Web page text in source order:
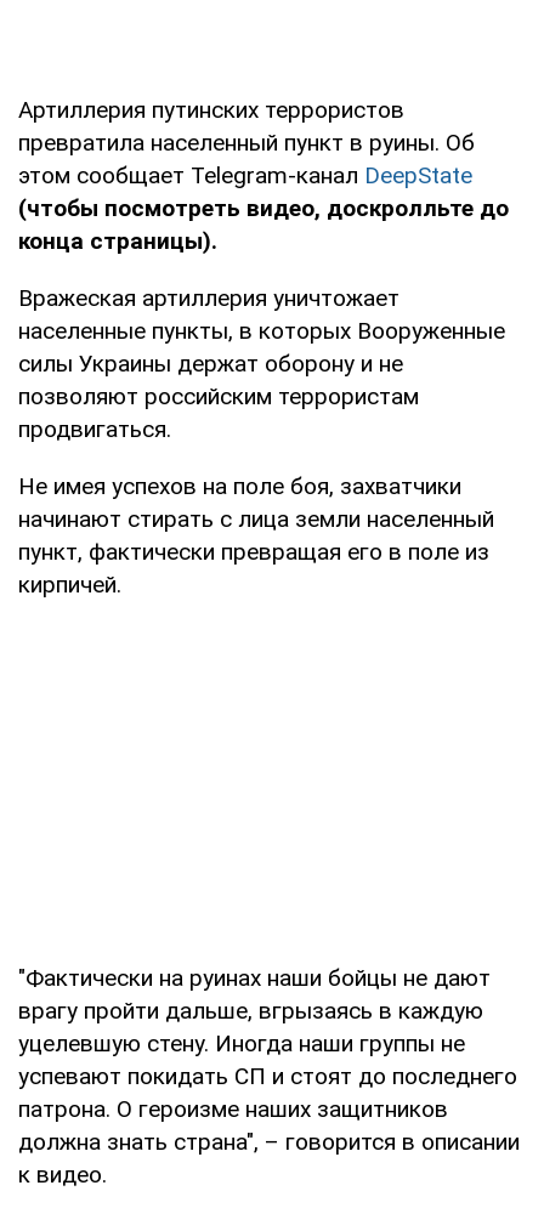
Артиллерия путинских террористов
превратила населенный пункт в руины. Об
этом сообщает Telegram-канал DeepState
(чтобы посмотреть видео, доскролльте до
конца страницы).
Вражеская артиллерия уничтожает
населенные пункты, в которых Вооруженные
силы Украины держат оборону и не
позволяют российским террористам
продвигаться.
Не имея успехов на поле боя, захватчики
начинают стирать с лица земли населенный
пункт, фактически превращая его в поле из
кирпичей.
"Фактически на руинах наши бойцы не дают
врагу пройти дальше, вгрызаясь в каждую
уцелевшую стену. Иногда наши группы не
успевают покидать СП и стоят до последнего
патрона. О героизме наших защитников
должна знать страна", – говорится в описании
к видео.